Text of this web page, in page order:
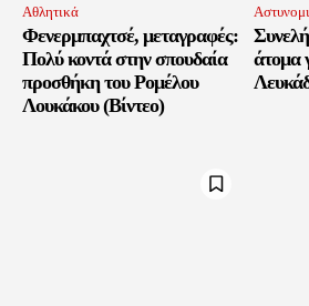
Αθλητικά
Φενερμπαχτσέ, μεταγραφές:
Πολύ κοντά στην σπουδαία
προσθήκη του Ρομέλου
Λουκάκου (Βίντεο)
άτομα